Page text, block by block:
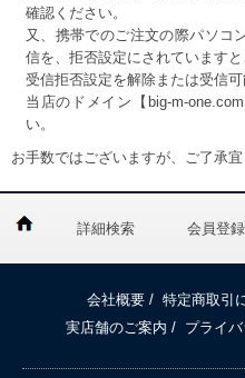
確認ください。
又、携帯でのご注文の際パソコ
信を、拒否設定にされていますと
受信拒否設定を解除または受信
当店のドメイン【big-m-
い。
お手数ではございますが、ご了承宜
詳細検索 会員登録
会社概要 / 特定商取引
実店舗のご案内 / プライ